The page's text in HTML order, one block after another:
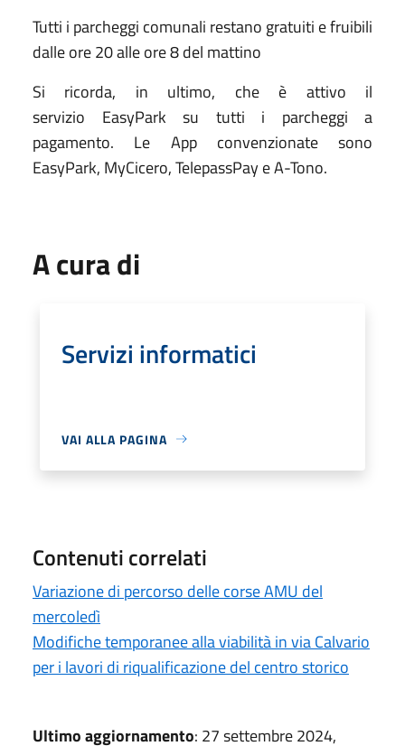
Tutti i parcheggi comunali restano gratuiti e fruibili
dalle ore 20 alle ore 8 del mattino
Si ricorda, in ultimo, che è attivo il
servizio EasyPark su tutti i parcheggi a
pagamento. Le App convenzionate sono
EasyPark, MyCicero, TelepassPay e A-Tono.
A cura di
Servizi informatici
VAI ALLA PAGINA
Contenuti correlati
Variazione di percorso delle corse AMU del
mercoledì
Modifiche temporanee alla viabilità in via Calvario
per i lavori di riqualificazione del centro storico
Ultimo aggiornamento: 27 settembre 2024,